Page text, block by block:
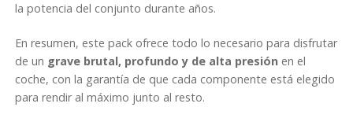
la potencia del conjunto durante años.
En resumen, este pack ofrece todo lo necesario para disfrutar
de un grave brutal, profundo y de alta presión en el
coche, con la garantía de que cada componente está elegido
para rendir al máximo junto al resto.